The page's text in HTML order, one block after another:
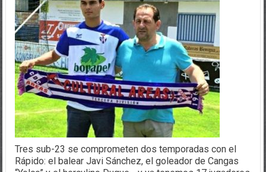
Tres sub-23 se comprometen dos temporadas con el
Rápido: el balear Javi Sánchez, el goleador de Cangas